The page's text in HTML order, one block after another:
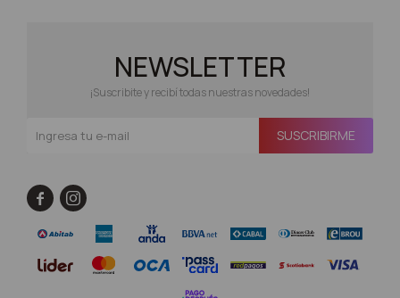
NEWSLETTER
¡Suscribite y recibí todas nuestras novedades!
SUSCRIBIRME
 